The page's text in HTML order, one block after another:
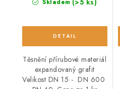
Skladem
Těsnění přírubové materiál
expandovaný grafit
Velikost DN 15 - DN 600